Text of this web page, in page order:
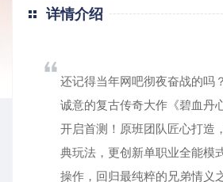
详情介绍
还记得当年网吧彻夜奋战的吗
诚意的复古传奇大作《碧血丹
开启首测！原班团队匠心打造
典玩法，更创新单职业全能模
操作，回归最纯粹的兄弟情义